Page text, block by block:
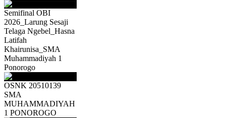
Semifinal OBI
2026_Larung Sesaji
Telaga Ngebel_Hasna
Latifah
Khairunisa_SMA
Muhammadiyah 1
Ponorogo
OSNK 20510139
SMA
MUHAMMADIYAH
1 PONOROGO